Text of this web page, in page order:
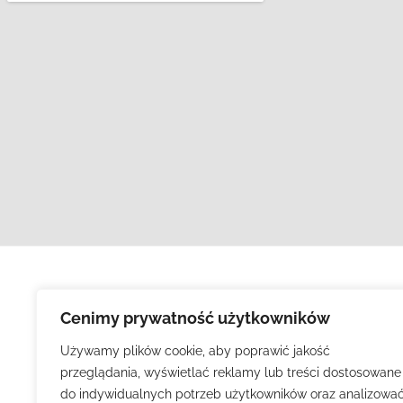
Cenimy prywatność użytkowników
Używamy plików cookie, aby poprawić jakość
przeglądania, wyświetlać reklamy lub treści dostosowane
do indywidualnych potrzeb użytkowników oraz analizować